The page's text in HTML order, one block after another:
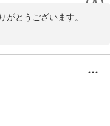
とうございます。
て御礼申し上げます。
ビーにてゆったりとお過
しく拝読いたしました。
お寛ぎのひとときのお
す。